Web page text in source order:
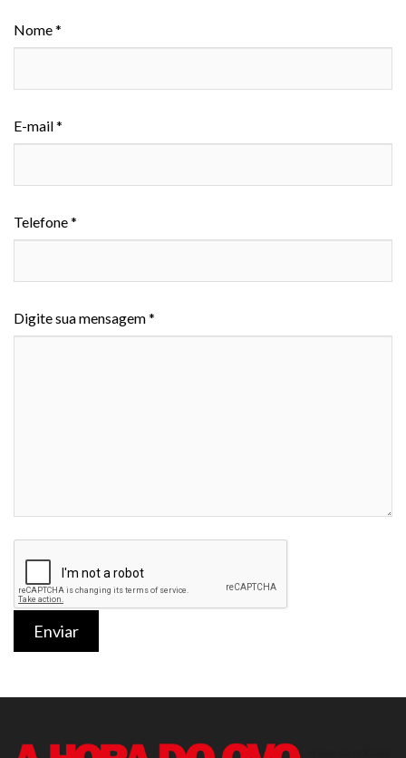
Nome *
E-mail *
Telefone *
Digite sua mensagem *
Enviar